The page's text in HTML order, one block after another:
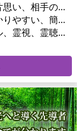
恋愛成就、出会い・片思い、相手の気持ち、相性、結婚、男心・女心、二人の今後、複雑な恋愛、三角関係、不倫、復縁、離婚、同性愛・LGBT、人間関係、職場の人間関係、対人関係、仕事運、適職、転職、進路、就職、人生全般、使命、経営相談、人事、開業、夢、目標、ビジネスチャンス、パワーハラスメント、セクシャルハラスメント、家族関係、夫婦関係、家庭問題、夫婦問題、親族問題、育児・子育て、シングルマザー、ドメスティックバイオレンス、相続関係、美容、精神問題、心の問題、うつ、トラウマ、ストレス、いじめ、人生相談、霊的問題、守護霊様、前世、夢診断、ペットの気持ち、ペットへのヒーリング、パワーストーン選択、引越し・転居、方位、開運指導、健康運、金運、ご近所問題、縁切り
はっきり言う、わかりやすい、簡潔、的確、納得感、情報量が多い、友達のように相談できる、聞き上手、じっくり聞いてくれる、深く濃厚、実力派
霊感・スピリチュアル、霊視、霊聴、透視、過去視、前世・来世、波動修正、オーラ、エネルギー調整、チャクラ、ペットの気持ち、タロット、オラクルカード、算命学、風水、姓名判断、九星気学、四柱推命、数秘術、夢診断、人相(顔相)、ダウジング、ルーン、パワーストーン、水晶、ヒーリング、レイキ、カウンセリング、オリジナル占術